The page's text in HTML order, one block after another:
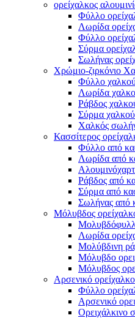
ορείχαλκος
Φύλλο
Λωρίδα
Φύλλο
Σύρμα
Σωλήνας
Χρώμιο-ζιρκόνιο
Φύλλο
Λωρίδα
Ράβδος
Σύρμα χαλκού
Χαλκός
Κασσίτερος
Φύλλο από
Λωρίδα από
Ράβδος από
Σύρμα από
Σωλήνας από
Μόλυβδος
Λωρίδα
Μολύβδινη
Μόλυβδο
Μόλυβδος
Αρσενικό ορείχαλκο
Φύλλο
Αρσενικό
Ορειχάλκινο